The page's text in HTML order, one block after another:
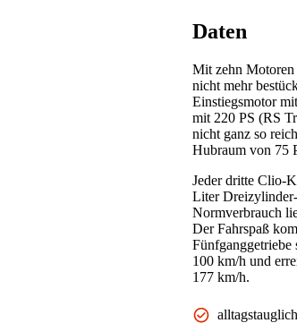
Daten
Mit zehn
nicht mehr
Einstiegsmotor
mit 220 PS (RS
nicht ganz so
Hubraum von 75
Jeder dritte Clio-
Liter
Normverbrauch
Der Fahrspaß
Fünfganggetriebe
100 km/h und
177 km/h.